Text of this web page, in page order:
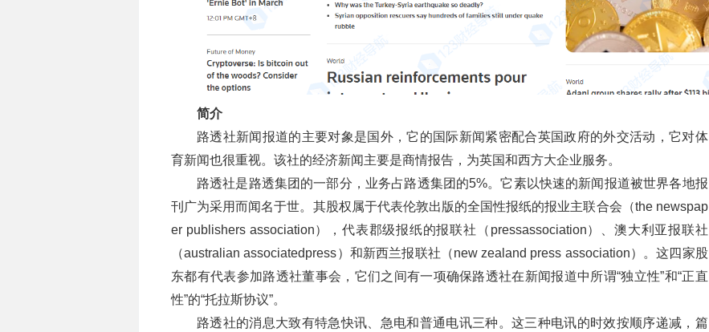
简介
路透社新闻报道的主要对象是国外，它的国际新闻紧密配合英国政府的外交活动，它对体
育新闻也很重视。该社的经济新闻主要是商情报告，为英国和西方大企业服务。
路透社是路透集团的一部分，业务占路透集团的5%。它素以快速的新闻报道被世界各地报
刊广为采用而闻名于世。其股权属于代表伦敦出版的全国性报纸的报业主联合会（the newspap
er publishers association），代表郡级报纸的报联社（pressassociation）、澳大利亚报联社
（australian associatedpress）和新西兰报联社（new zealand press association）。这四家股
东都有代表参加路透社董事会，它们之间有一项确保路透社在新闻报道中所谓“独立性”和“正直
性”的“托拉斯协议”。
路透社的消息大致有特急快讯、急电和普通电讯三种。这三种电讯的时效按顺序递减，篇